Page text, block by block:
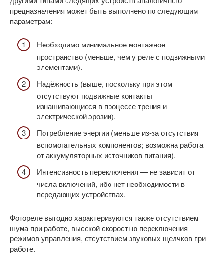
предназначения может быть выполнено по следующим
параметрам:
Необходимо минимальное монтажное
пространство (меньше, чем у реле с подвижными
элементами).
Надёжность (выше, поскольку при этом
отсутствуют подвижные контакты,
изнашивающиеся в процессе трения и
электрической эрозии).
Потребление энергии (меньше из-за отсутствия
вспомогательных компонентов; возможна работа
от аккумуляторных источников питания).
Интенсивность переключения — не зависит от
числа включений, ибо нет необходимости в
передающих устройствах.
Фотореле выгодно характеризуются также отсутствием
шума при работе, высокой скоростью переключения
режимов управления, отсутствием звуковых щелчков при
работе.